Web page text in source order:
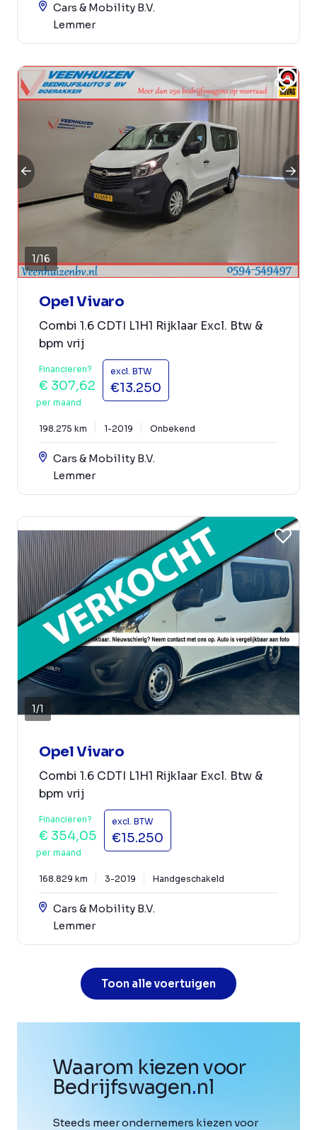
Cars & Mobility B.V.
Lemmer
1/16
Opel Vivaro
Combi 1.6 CDTI L1H1 Rijklaar Excl. Btw &
bpm vrij
Financieren?
€ 307,62
per maand
excl. BTW
€13.250
198.275 km 1-2019 Onbekend
Cars & Mobility B.V.
Lemmer
1/1
Opel Vivaro
Combi 1.6 CDTI L1H1 Rijklaar Excl. Btw &
bpm vrij
Financieren?
€ 354,05
per maand
excl. BTW
€15.250
168.829 km 3-2019 Handgeschakeld
Cars & Mobility B.V.
Lemmer
Toon alle voertuigen
Waarom kiezen voor
Bedrijfswagen.nl
Steeds meer ondernemers kiezen voor